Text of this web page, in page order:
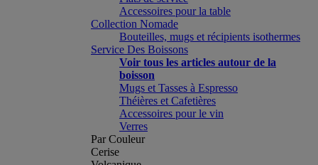
Accessoires pour la table
Collection Nomade
Bouteilles, mugs et récipients isothermes
Service Des Boissons
Voir tous les articles autour de la
boisson
Mugs et Tasses à Espresso
Théières et Cafetières
Accessoires pour le vin
Verres
Par Couleur
Cerise